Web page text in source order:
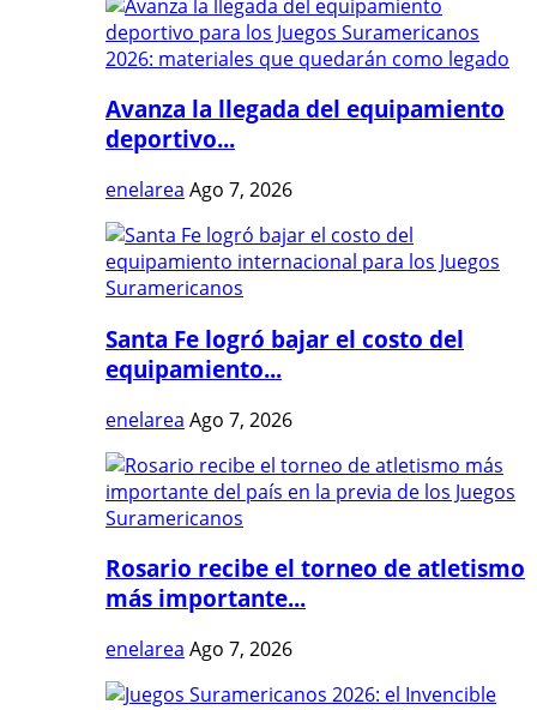
Avanza la llegada del equipamiento
deportivo...
enelarea Ago 7, 2026
Santa Fe logró bajar el costo del
equipamiento...
enelarea Ago 7, 2026
Rosario recibe el torneo de atletismo
más importante...
enelarea Ago 7, 2026